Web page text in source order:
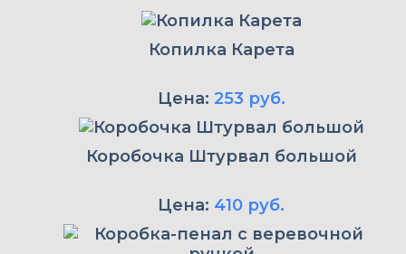
Копилка Карета
Цена: 253 руб.
Коробочка Штурвал большой
Цена: 410 руб.